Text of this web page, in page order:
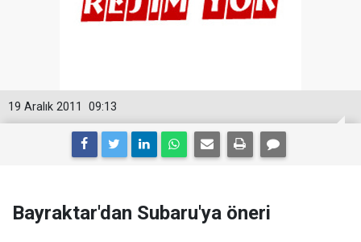
09:13
19 Aralık 2011
Bayraktar'dan Subaru'ya öneri